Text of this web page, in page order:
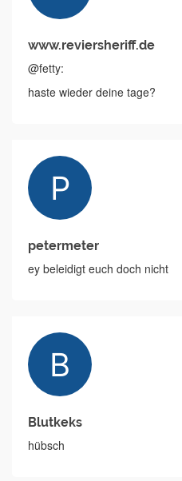
www.reviersheriff.de
@fetty:
haste wieder deine tage?
petermeter
ey beleidigt euch doch nicht
Blutkeks
hübsch